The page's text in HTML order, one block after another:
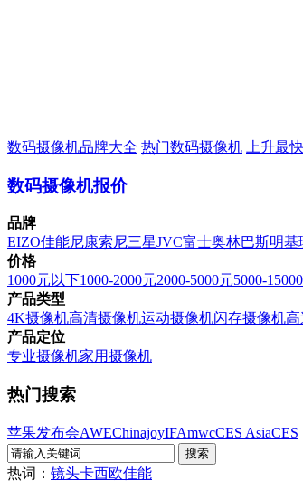
数码摄像机品牌大全 热门数码摄像机 上升最
数码摄像机报价
品牌
EIZO佳能尼康索尼三星JVC富士奥林巴斯明基
价格
1000元以下1000-2000元2000-5000元5000-
产品类型
4K摄像机高清摄像机运动摄像机闪存摄像机高
产品定位
专业摄像机家用摄像机
热门搜索
苹果发布会AWEChinajoyIFAmwcCES AsiaCES
热词： 镜头卡西欧佳能